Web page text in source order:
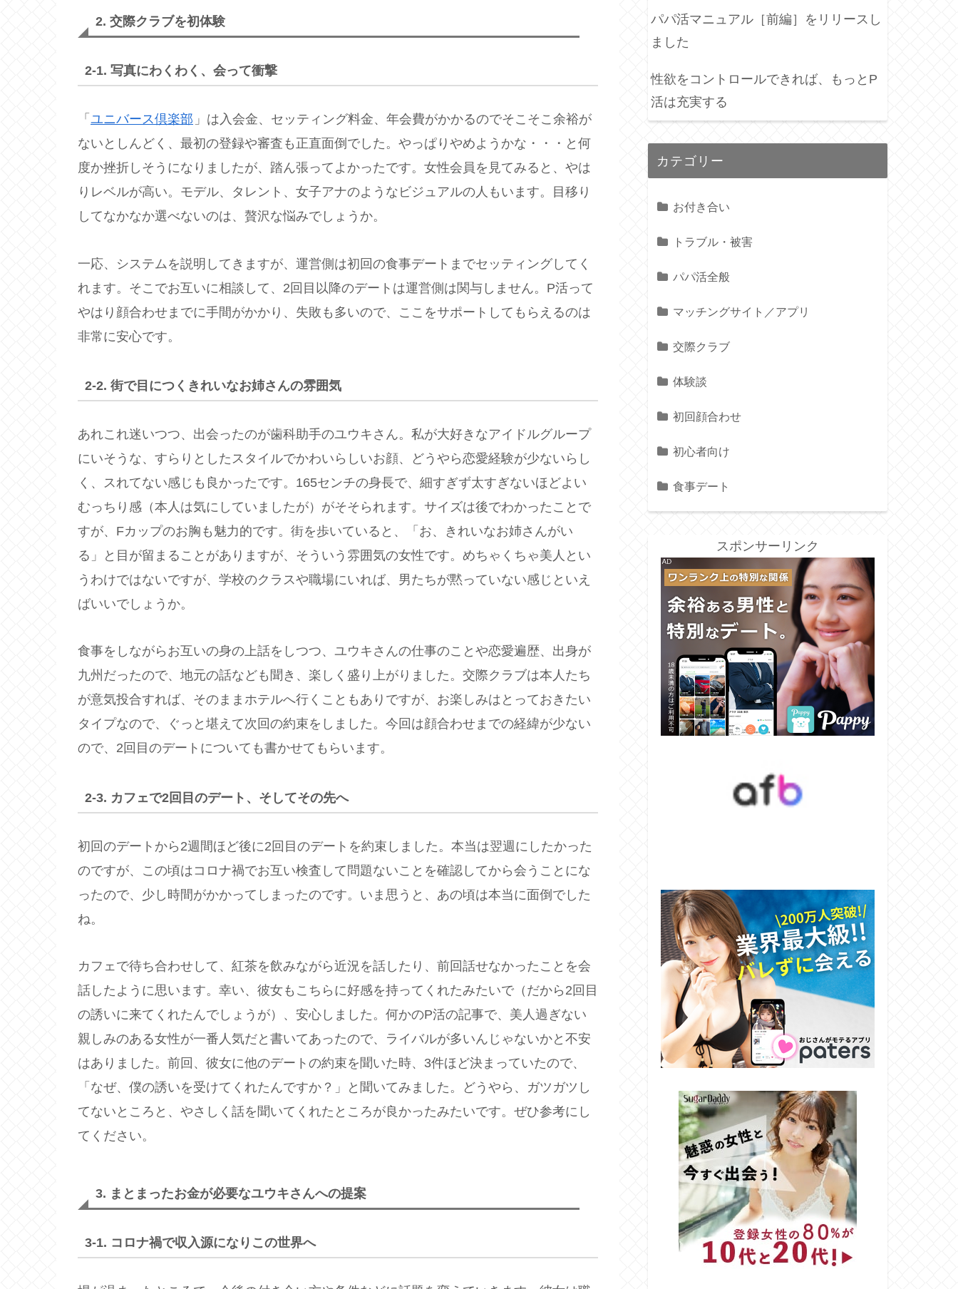
2. 交際クラブを初体験
2-1. 写真にわくわく、会って衝撃
「 ユニバース倶楽部 」は入会金、セッティング料金、年会費がかかるのでそこそこ余裕が
ないとしんどく、最初の登録や審査も正直面倒でした。やっぱりやめようかな・・・と何
度か挫折しそうになりましたが、踏ん張ってよかったです。女性会員を見てみると、やは
りレベルが高い。モデル、タレント、女子アナのようなビジュアルの人もいます。目移り
してなかなか選べないのは、贅沢な悩みでしょうか。
一応、システムを説明してきますが、運営側は初回の食事デートまでセッティングしてく
れます。そこでお互いに相談して、2回目以降のデートは運営側は関与しません。P活って
やはり顔合わせまでに手間がかかり、失敗も多いので、ここをサポートしてもらえるのは
非常に安心です。
2-2. 街で目につくきれいなお姉さんの雰囲気
あれこれ迷いつつ、出会ったのが歯科助手のユウキさん。私が大好きなアイドルグループ
にいそうな、すらりとしたスタイルでかわいらしいお顔、どうやら恋愛経験が少ないらし
く、スれてない感じも良かったです。165センチの身長で、細すぎず太すぎないほどよい
むっちり感（本人は気にしていましたが）がそそられます。サイズは後でわかったことで
すが、Fカップのお胸も魅力的です。街を歩いていると、「お、きれいなお姉さんがい
る」と目が留まることがありますが、そういう雰囲気の女性です。めちゃくちゃ美人とい
うわけではないですが、学校のクラスや職場にいれば、男たちが黙っていない感じといえ
ばいいでしょうか。
食事をしながらお互いの身の上話をしつつ、ユウキさんの仕事のことや恋愛遍歴、出身が
九州だったので、地元の話なども聞き、楽しく盛り上がりました。交際クラブは本人たち
が意気投合すれば、そのままホテルへ行くこともありですが、お楽しみはとっておきたい
タイプなので、ぐっと堪えて次回の約束をしました。今回は顔合わせまでの経緯が少ない
ので、2回目のデートについても書かせてもらいます。
2-3. カフェで2回目のデート、そしてその先へ
初回のデートから2週間ほど後に2回目のデートを約束しました。本当は翌週にしたかった
のですが、この頃はコロナ禍でお互い検査して問題ないことを確認してから会うことにな
ったので、少し時間がかかってしまったのです。いま思うと、あの頃は本当に面倒でした
ね。
カフェで待ち合わせして、紅茶を飲みながら近況を話したり、前回話せなかったことを会
話したように思います。幸い、彼女もこちらに好感を持ってくれたみたいで（だから2回目
の誘いに来てくれたんでしょうが）、安心しました。何かのP活の記事で、美人過ぎない
親しみのある女性が一番人気だと書いてあったので、ライバルが多いんじゃないかと不安
はありました。前回、彼女に他のデートの約束を聞いた時、3件ほど決まっていたので、
「なぜ、僕の誘いを受けてくれたんですか？」と聞いてみました。どうやら、ガツガツし
てないところと、やさしく話を聞いてくれたところが良かったみたいです。ぜひ参考にし
てください。
3. まとまったお金が必要なユウキさんへの提案
3-1. コロナ禍で収入源になりこの世界へ
パパ活マニュアル［前編］をリリースし
ました
性欲をコントロールできれば、もっとP
活は充実する
カテゴリー
お付き合い
トラブル・被害
パパ活全般
マッチングサイト／アプリ
交際クラブ
体験談
初回顔合わせ
初心者向け
食事デート
スポンサーリンク